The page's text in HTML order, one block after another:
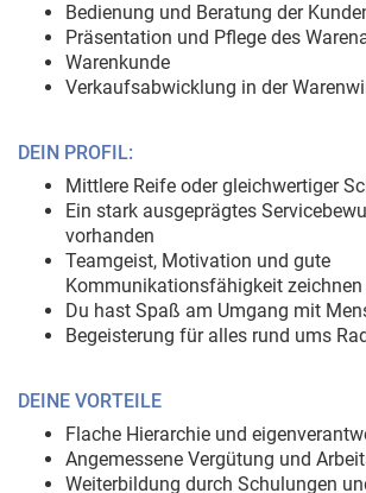
Bedienung und Beratung der
Präsentation und Pflege des
Warenkunde
Verkaufsabwicklung in der
DEIN PROFIL:
Mittlere Reife oder gleichwertiger
Ein stark ausgeprägtes
vorhanden
Teamgeist, Motivation und gute
Kommunikationsfähigkeit
Du hast Spaß am Umgang mit
Begeisterung für alles rund ums Rad
DEINE VORTEILE
Flache Hierarchie und
Angemessene Vergütung und
Weiterbildung durch Schulungen